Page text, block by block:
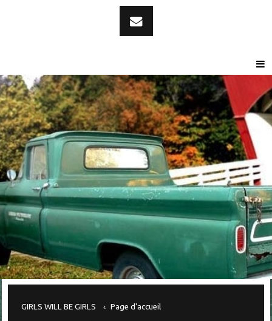
GIRLS WILL BE GIRLS Page d'accueil